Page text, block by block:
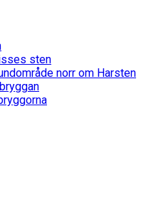
sten
norr om Harsten